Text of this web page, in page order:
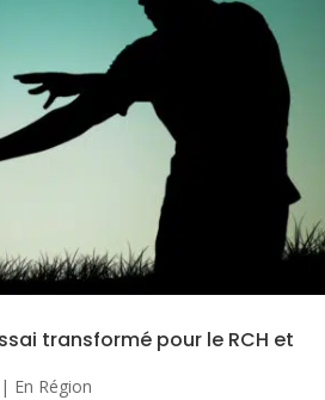
transformé pour le RCH et
| En Région